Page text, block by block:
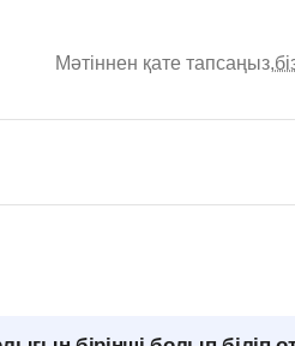
Мәтіннен қате тапсаңыз,